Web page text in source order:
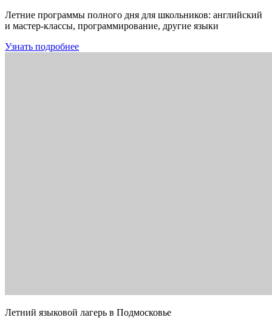
Летние программы полного дня для школьников: английский
и мастер-классы, программирование, другие языки
Узнать подробнее
Летний языковой лагерь в Подмосковье